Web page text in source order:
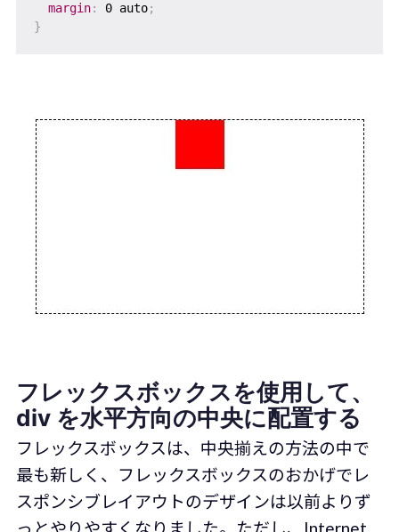
margin: 0 auto;
}
フレックスボックスを使用して、
div を水平方向の中央に配置する
フレックスボックスは、中央揃えの方法の中で
最も新しく、フレックスボックスのおかげでレ
スポンシブレイアウトのデザインは以前よりず